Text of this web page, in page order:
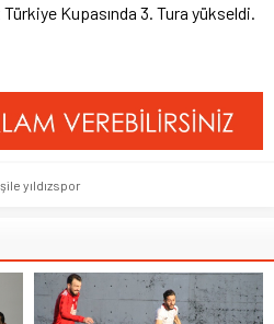
Kupasında 3. Tura yükseldi.
şile yıldızspor